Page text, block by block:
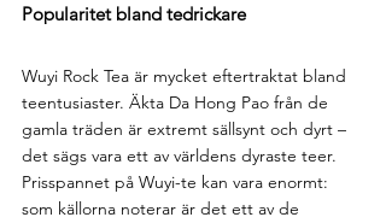
Popularitet bland tedrickare
Wuyi Rock Tea är mycket eftertraktat bland
teentusiaster. Äkta Da Hong Pao från de
gamla träden är extremt sällsynt och dyrt –
det sägs vara ett av världens dyraste teer.
Prisspannet på Wuyi-te kan vara enormt:
som källorna noterar är det ett av de